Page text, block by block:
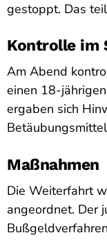
gestoppt. Das
Kontrolle im
Am Abend
einen 18-
ergaben sich
Maßnahmen
Die Weiterfahrt
angeordnet. Der